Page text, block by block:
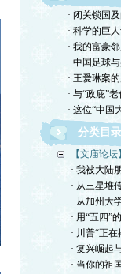
· 闭关锁国
· 科学的巨
· 我的富豪
· 中国足球
· 王爱琳案
· 与“政庇”
· 这位“中国
分类目录
【文庙论坛】
· 我被大陆
· 从三星堆
· 从加州大
· 用“五四”
· 川普“正
· 复兴崛起
· 当你的祖